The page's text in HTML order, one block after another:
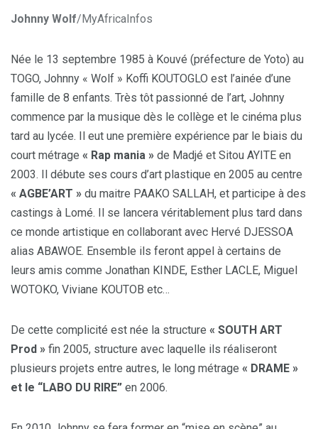
Johnny Wolf/MyAfricaInfos
Née le 13 septembre 1985 à Kouvé (préfecture de Yoto) au
TOGO, Johnny « Wolf » Koffi KOUTOGLO est l’ainée d’une
famille de 8 enfants. Très tôt passionné de l’art, Johnny
commence par la musique dès le collège et le cinéma plus
tard au lycée. Il eut une première expérience par le biais du
court métrage « Rap mania » de Madjé et Sitou AYITE en
2003. Il débute ses cours d’art plastique en 2005 au centre
« AGBE’ART » du maitre PAAKO SALLAH, et participe à des
castings à Lomé. Il se lancera véritablement plus tard dans
ce monde artistique en collaborant avec Hervé DJESSOA
alias ABAWOE. Ensemble ils feront appel à certains de
leurs amis comme Jonathan KINDE, Esther LACLE, Miguel
WOTOKO, Viviane KOUTOB etc…
De cette complicité est née la structure « SOUTH ART
Prod » fin 2005, structure avec laquelle ils réaliseront
plusieurs projets entre autres, le long métrage « DRAME »
et le “LABO DU RIRE” en 2006.